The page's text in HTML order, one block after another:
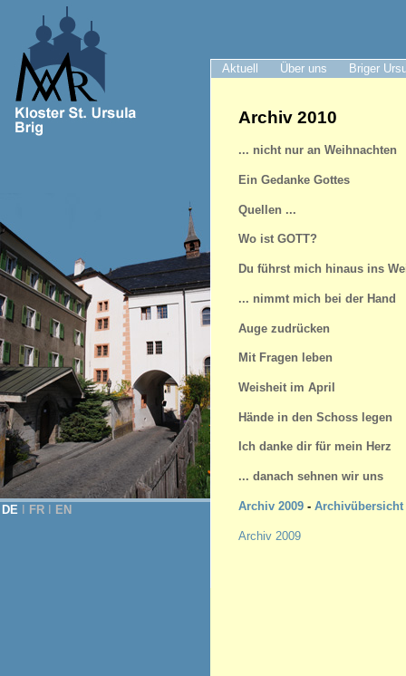
Aktuell Über uns Briger
DE FR EN
Archiv 2010
... nicht nur an Weihnachten
Ein Gedanke Gottes
Quellen ...
Wo ist GOTT?
Du führst mich hinaus ins
... nimmt mich bei der Hand
Auge zudrücken
Mit Fragen leben
Weisheit im April
Hände in den Schoss legen
Ich danke dir für mein Herz
... danach sehnen wir uns
Archiv 2009 - Archivübersicht
Archiv 2009